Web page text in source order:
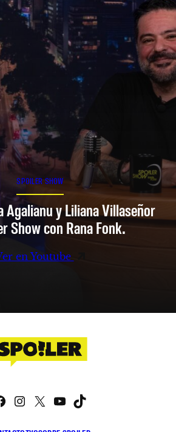
SPOILER SHOW
Agalianu y Liliana Villaseñor
Show con Rana Fonk.
en Youtube
Facebook
Instagram
X YouTube